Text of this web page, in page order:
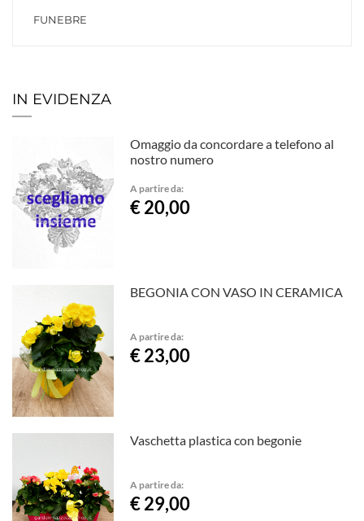
FUNEBRE
IN EVIDENZA
Omaggio da concordare a telefono al
nostro numero
A partire da:
€ 20,00
BEGONIA CON VASO IN CERAMICA
A partire da:
€ 23,00
Vaschetta plastica con begonie
A partire da:
€ 29,00